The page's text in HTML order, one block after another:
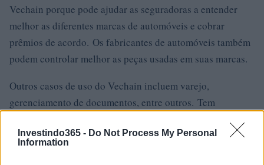
Investindo365 - Do Not Process My Personal
Information
Vechain porque pode ajudar as seguradoras a entender
melhor as diferentes marcas de automóveis e cobrar
prêmios de acordo. Os fabricantes de automóveis também
podem controlar melhor as peças usadas em suas marcas.
Outros casos de uso do Vechain incluem varejo,
gerenciamento de documentos, entre outros. Tem
de abastecimento global.